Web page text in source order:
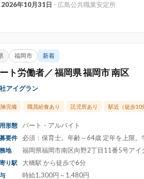
2026年10月31日 - 広島公共職業安定所
福岡市 新着
ト労働者／ 福岡県 福岡市 南区
アイグラン
完備 職員給食あり 託児所あり 駅近（徒歩10
形態 パート・アルバイト
要件 必須：保育士。年齢～64歳 定年を上限。
地 福岡県福岡市南区向野2丁目11番5号アイ
り駅 大橋駅 から徒歩で6分
時給1,300円～1,480円